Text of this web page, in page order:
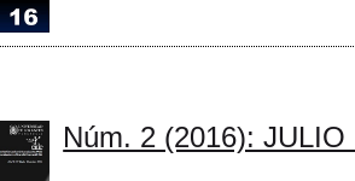
Núm. 2 (2016):